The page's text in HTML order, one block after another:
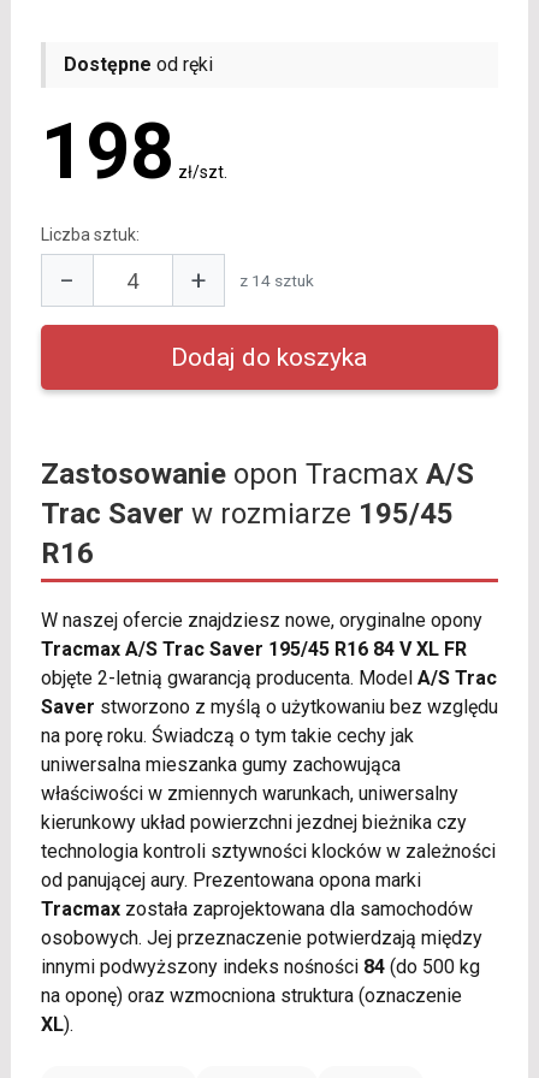
Dostępne od ręki
198 zł/szt.
Liczba sztuk:
− + z 14 sztuk
Zastosowanieopon Tracmax A/S
Trac Saver w rozmiarze 195/45
R16
W naszej ofercie znajdziesz nowe, oryginalne opony
Tracmax A/S Trac Saver 195/45 R16 84 V XL FR
objęte 2-letnią gwarancją producenta. Model A/S Trac
Saver stworzono z myślą o użytkowaniu bez względu
na porę roku. Świadczą o tym takie cechy jak
uniwersalna mieszanka gumy zachowująca
właściwości w zmiennych warunkach, uniwersalny
kierunkowy układ powierzchni jezdnej bieżnika czy
technologia kontroli sztywności klocków w zależności
od panującej aury. Prezentowana opona marki
Tracmaxzostała zaprojektowana dla samochodów
osobowych. Jej przeznaczenie potwierdzają między
innymi podwyższony indeks nośności 84(do 500 kg
na oponę) oraz wzmocniona struktura (oznaczenie
XL).